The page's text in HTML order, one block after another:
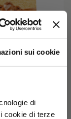
sui cookie
di
cookie di terze